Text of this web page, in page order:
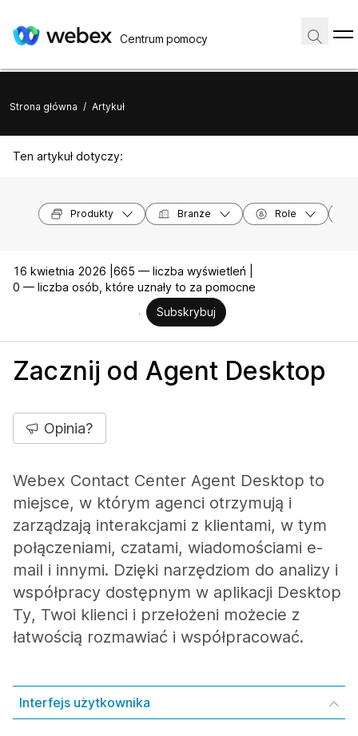
Centrum pomocy
Strona główna / Artykuł
Ten artykuł dotyczy:
Produkty Branże Role
16 kwietnia 2026 | 665 — liczba wyświetleń |
0 — liczba osób, które uznały to za pomocne
Subskrybuj
Zacznij od Agent Desktop
Opinia?
Webex Contact Center Agent Desktop to
miejsce, w którym agenci otrzymują i
zarządzają interakcjami z klientami, w tym
połączeniami, czatami, wiadomościami e-
mail i innymi. Dzięki narzędziom do analizy i
współpracy dostępnym w aplikacji Desktop
Ty, Twoi klienci i przełożeni możecie z
łatwością rozmawiać i współpracować.
Interfejs użytkownika